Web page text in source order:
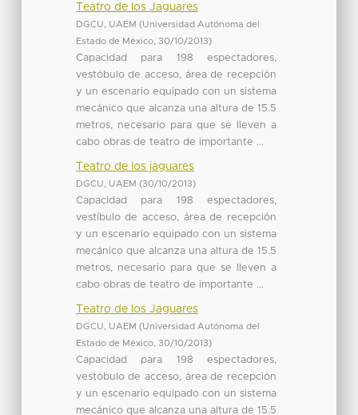
Teatro de los Jaguares
DGCU, UAEM (Universidad Autónoma del
Estado de México, 30/10/2013)
Capacidad para 198 espectadores,
vestóbulo de acceso, área de recepción
y un escenario equipado con un sistema
mecánico que alcanza una altura de 15.5
metros, necesario para que se lleven a
cabo obras de teatro de importante ...
Teatro de los jaguares
DGCU, UAEM (30/10/2013)
Capacidad para 198 espectadores,
vestíbulo de acceso, área de recepción
y un escenario equipado con un sistema
mecánico que alcanza una altura de 15.5
metros, necesario para que se lleven a
cabo obras de teatro de importante ...
Teatro de los Jaguares
DGCU, UAEM (Universidad Autónoma del
Estado de México, 30/10/2013)
Capacidad para 198 espectadores,
vestóbulo de acceso, área de recepción
y un escenario equipado con un sistema
mecánico que alcanza una altura de 15.5